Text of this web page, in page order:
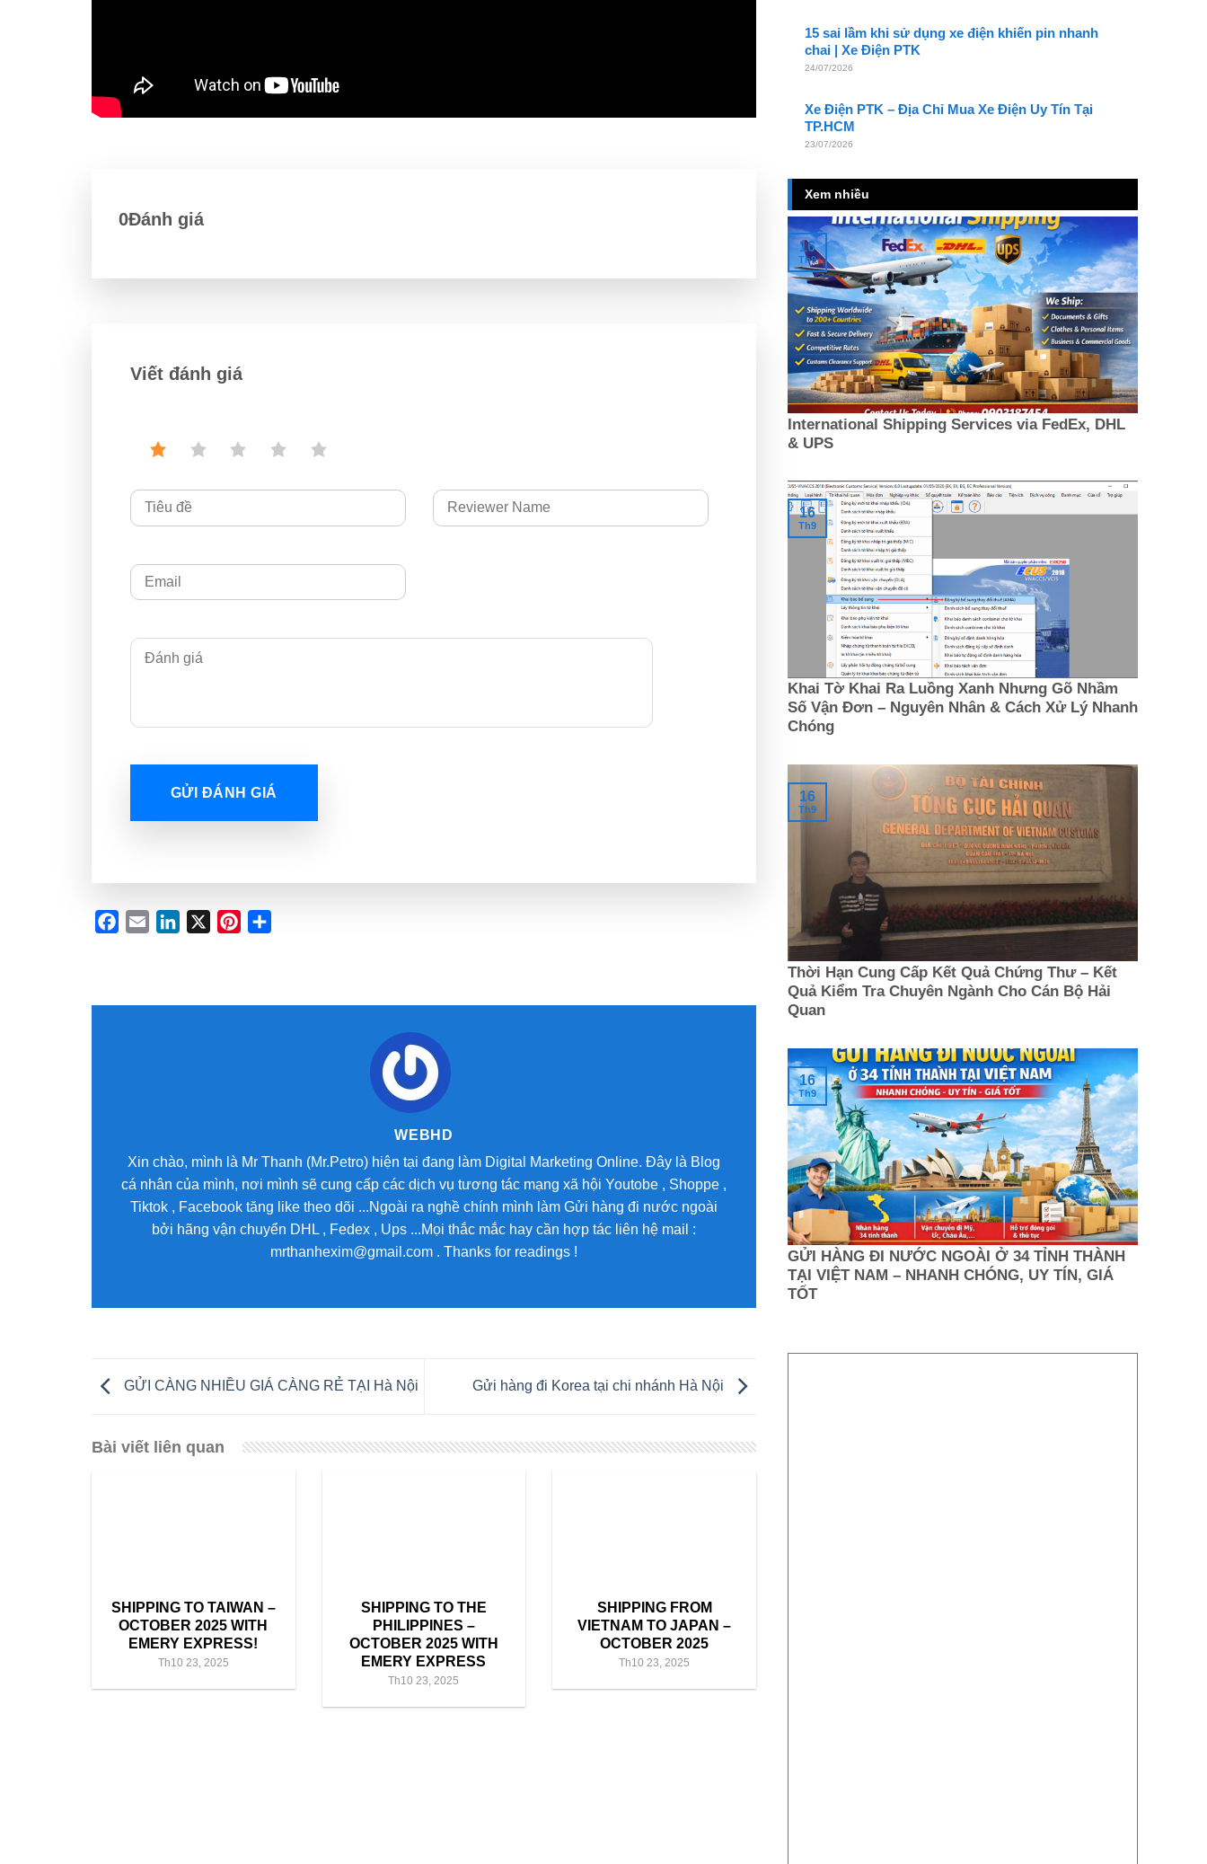
0Đánh giá
Viết đánh giá
GỬI ĐÁNH GIÁ
Facebook
Email LinkedIn Pinterest
WEBHD
Xin chào, mình là Mr Thanh (Mr.Petro) hiện tại đang làm Digital Marketing Online. Đây là Blog
cá nhân của mình, nơi mình sẽ cung cấp các dịch vụ tương tác mạng xã hội Youtobe , Shoppe ,
Tiktok , Facebook tăng like theo dõi ...Ngoài ra nghề chính mình làm Gửi hàng đi nước ngoài
bởi hãng vận chuyển DHL , Fedex , Ups ...Mọi thắc mắc hay cần hợp tác liên hệ mail :
mrthanhexim@gmail.com . Thanks for readings !
GỬI CÀNG NHIỀU GIÁ CÀNG RẺ TẠI Hà Nội Gửi hàng đi Korea tại chi nhánh Hà Nội
Bài viết liên quan
SHIPPING TO TAIWAN –
OCTOBER 2025 WITH
EMERY EXPRESS!
Th10 23, 2025
SHIPPING TO THE
PHILIPPINES –
OCTOBER 2025 WITH
EMERY EXPRESS
Th10 23, 2025
SHIPPING FROM
VIETNAM TO JAPAN –
OCTOBER 2025
Th10 23, 2025
15 sai lầm khi sử dụng xe điện khiến pin nhanh
chai | Xe Điện PTK
24/07/2026
Xe Điện PTK – Địa Chỉ Mua Xe Điện Uy Tín Tại
TP.HCM
23/07/2026
Xem nhiều
International Shipping Services via FedEx, DHL
& UPS
16
Th9
Khai Tờ Khai Ra Luồng Xanh Nhưng Gõ Nhầm
Số Vận Đơn – Nguyên Nhân & Cách Xử Lý Nhanh
Chóng
16
Th9
Thời Hạn Cung Cấp Kết Quả Chứng Thư – Kết
Quả Kiểm Tra Chuyên Ngành Cho Cán Bộ Hải
Quan
16
Th9
GỬI HÀNG ĐI NƯỚC NGOÀI Ở 34 TỈNH THÀNH
TẠI VIỆT NAM – NHANH CHÓNG, UY TÍN, GIÁ
TỐT
16
Th9